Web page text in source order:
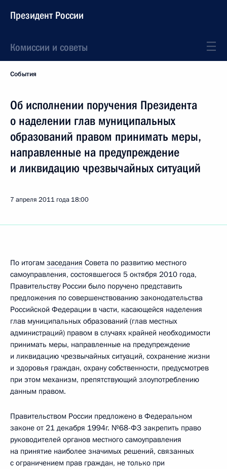
Президент России
Комиссии и советы
События
Об исполнении поручения Президента
о наделении глав муниципальных
образований правом принимать меры,
направленные на предупреждение
и ликвидацию чрезвычайных ситуаций
7 апреля 2011 года 18:00
По итогам заседания Совета по развитию местного
самоуправления, состоявшегося 5 октября 2010 года,
Правительству России было поручено представить
предложения по совершенствованию законодательства
Российской Федерации в части, касающейся наделения
глав муниципальных образований (глав местных
администраций) правом в случаях крайней необходимости
принимать меры, направленные на предупреждение
и ликвидацию чрезвычайных ситуаций, сохранение жизни
и здоровья граждан, охрану собственности, предусмотрев
при этом механизм, препятствующий злоупотреблению
данным правом.
Правительством России предложено в Федеральном
законе от 21 декабря 1994г. №68-ФЗ закрепить право
руководителей органов местного самоуправления
на принятие наиболее значимых решений, связанных
с ограничением прав граждан, не только при